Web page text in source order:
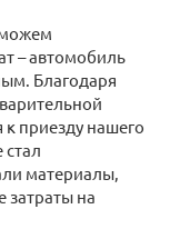
– автомобиль
Благодаря
к приезду нашего
материалы,
затраты на